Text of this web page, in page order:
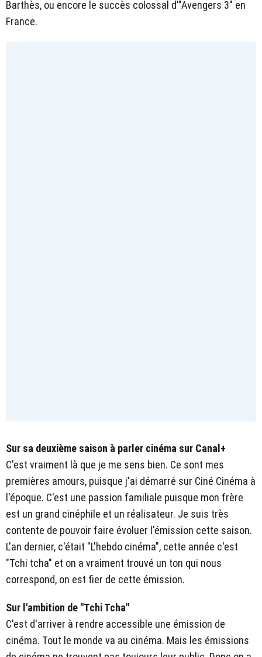
Barthès, ou encore le succès colossal d'"Avengers 3" en
France.
Sur sa deuxième saison à parler cinéma sur Canal+
C'est vraiment là que je me sens bien. Ce sont mes
premières amours, puisque j'ai démarré sur Ciné Cinéma à
l'époque. C'est une passion familiale puisque mon frère
est un grand cinéphile et un réalisateur. Je suis très
contente de pouvoir faire évoluer l'émission cette saison.
L'an dernier, c'était "L'hebdo cinéma", cette année c'est
"Tchi tcha" et on a vraiment trouvé un ton qui nous
correspond, on est fier de cette émission.
Sur l'ambition de "Tchi Tcha"
C'est d'arriver à rendre accessible une émission de
cinéma. Tout le monde va au cinéma. Mais les émissions